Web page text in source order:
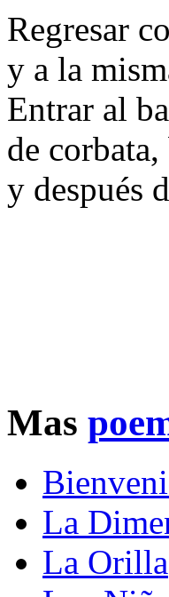
Regresar
y a la
Entrar al
de
y después
Mas
La
La Orilla